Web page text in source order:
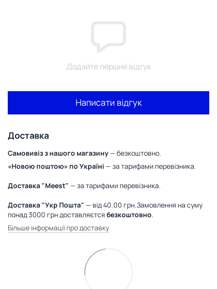
Додайте перший відгук
Написати відгук
Доставка
Самовивіз з нашого магазину— безкоштовно.
«Новою поштою» по Україні — за тарифами перевізника.
Доставка "Meest" — за тарифами перевізника.
Доставка "Укр Пошта" — від 40.00 грн.Замовлення на суму
понад 3000 грн доставляєтся безкоштовно.
Більше інформації про доставку